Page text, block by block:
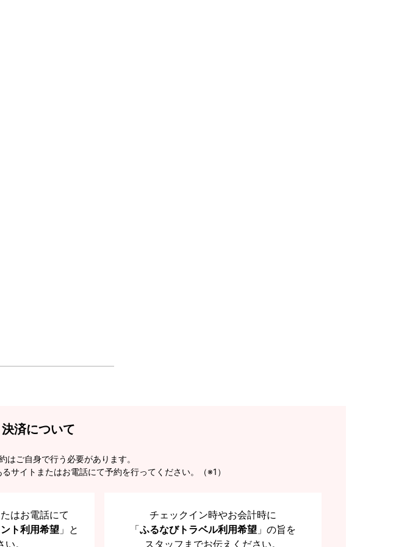
済について
ご自身で行う必要があります。
るサイトまたはお電話にて予約を行ってください。（※1）
はお電話にて
ト利用希望 」と
。
チェックイン時やお会計時に
「ふるなびトラベル利用希望 」の旨を
スタッフまでお伝えください。